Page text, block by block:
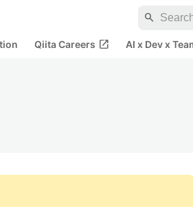
search
Qiita Careers open_in_new AI x Dev x